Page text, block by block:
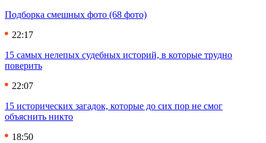
Подборка смешных фото (68 фото)
22:17
15 самых нелепых судебных историй, в которые трудно
поверить
22:07
15 исторических загадок, которые до сих пор не смог
объяснить никто
18:50